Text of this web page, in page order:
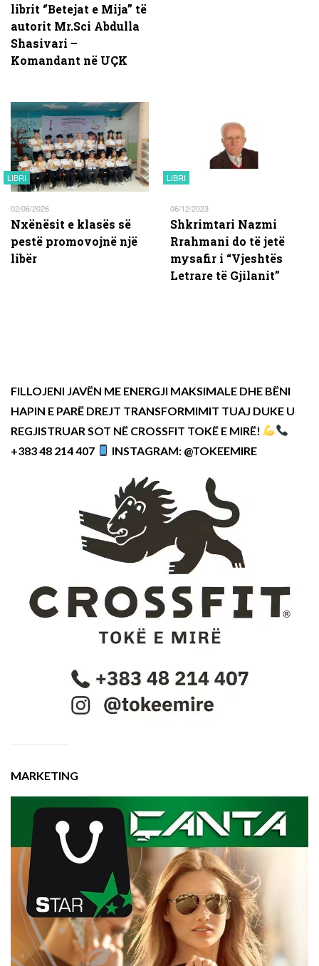
librit ‘’Betejat e Mija” të
autorit Mr.Sci Abdulla
Shasivari –
Komandant në UÇK
LIBRI
02/06/2026
Nxënësit e klasës së
pestë promovojnë një
libër
LIBRI
06/12/2023
Shkrimtari Nazmi
Rrahmani do të jetë
mysafir i “Vjeshtës
Letrare të Gjilanit”
FILLOJENI JAVËN ME ENERGJI MAKSIMALE DHE BËNI
HAPIN E PARË DREJT TRANSFORMIMIT TUAJ DUKE U
REGJISTRUAR SOT NË CROSSFIT TOKË E MIRË!
+383 48 214 407
INSTAGRAM: @TOKEEMIRE
MARKETING